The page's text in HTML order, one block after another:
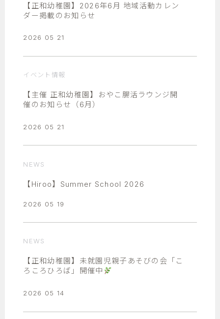
【正和幼稚園】2026年6月 地域活動カレン
ダー掲載のお知らせ
2026 05 21
イベント情報
【主催 正和幼稚園】おやこ腸活ラウンジ開
催のお知らせ（6月）
2026 05 21
NEWS
【Hiroo】Summer School 2026
2026 05 19
NEWS
【正和幼稚園】未就園児親子あそびの会「こ
ろころひろば」開催中
2026 05 14